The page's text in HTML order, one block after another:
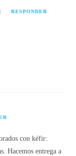
RESPONDER
con kéfir:
Hacemos entrega a